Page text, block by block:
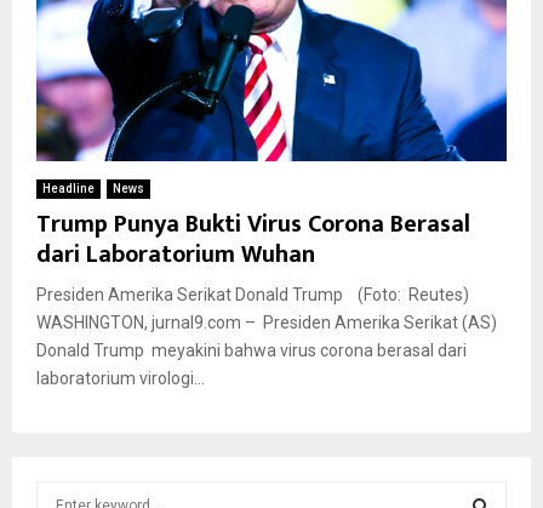
Headline News
Trump Punya Bukti Virus Corona Berasal
dari Laboratorium Wuhan
Presiden Amerika Serikat Donald Trump (Foto: Reutes)
WASHINGTON, jurnal9.com – Presiden Amerika Serikat (AS)
Donald Trump meyakini bahwa virus corona berasal dari
laboratorium virologi...